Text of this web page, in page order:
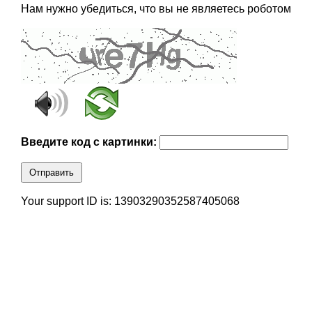
Нам нужно убедиться, что вы не являетесь роботом
Введите код с картинки:
Отправить
Your support ID is: 13903290352587405068